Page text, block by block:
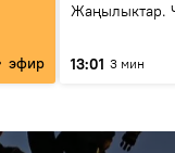
эфир
Жаңылыктар.
13:01 3 мин